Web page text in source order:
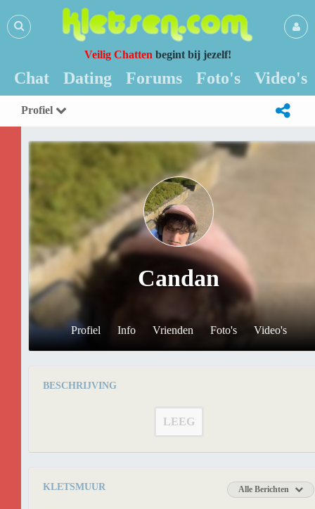
Veilig Chatten begint bij jezelf!
Chat Dating Forums Foto's Video's
Profiel
Candan
Profiel Info Vrienden Foto's Video's
BESCHRIJVING
LEEG
KLETSMUUR Alle Berichten